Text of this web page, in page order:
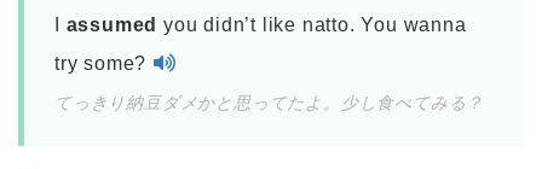
assumed you didn’t like natto. You wanna
try some?
てっきり納豆ダメかと思ってたよ。少し食べてみる？